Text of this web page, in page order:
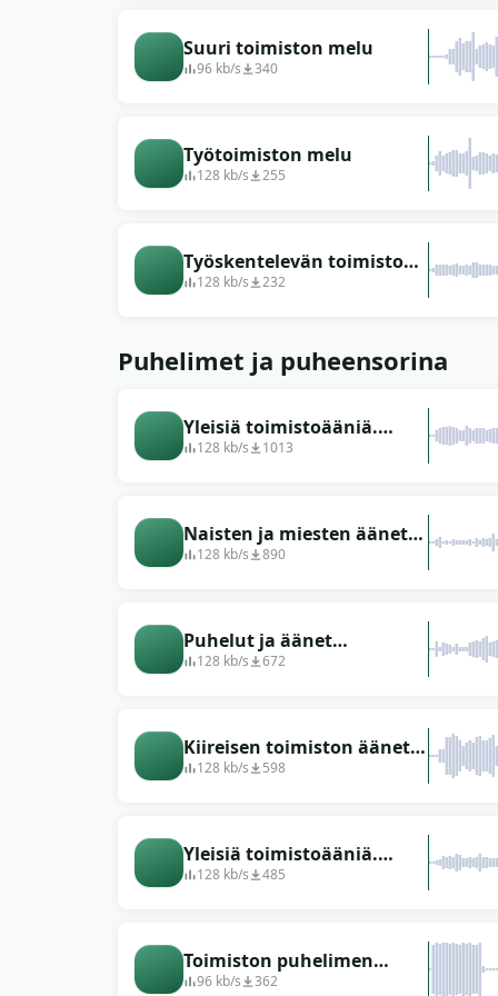
Suuri toimiston melu
96 kb/s 340
Työtoimiston melu
128 kb/s 255
Työskentelevän toimiston
ääni (rakennuksen sisällä)
128 kb/s 232
Puhelimet ja puheensorina
Yleisiä toimistoääniä.
Äänet, puhelut,
128 kb/s 1013
Naisten ja miesten äänet
toimistossa
128 kb/s 890
Puhelut ja äänet
toimistossa
128 kb/s 672
Kiireisen toimiston äänet:
kirjoituskoneet, puhelut,
128 kb/s 598
Yleisiä toimistoääniä.
Puheääniä, tulostustyötä.
128 kb/s 485
Toimiston puhelimen
soittoääni
96 kb/s 362